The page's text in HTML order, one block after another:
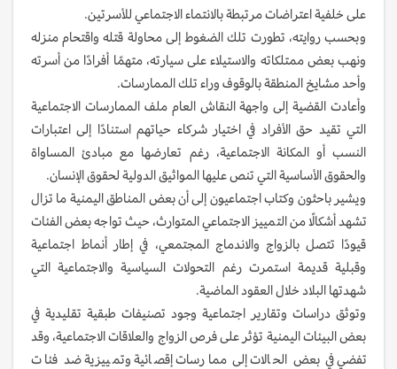
على خلفية اعتراضات مرتبطة بالانتماء الاجتماعي للأسرتين.
وبحسب روايته، تطورت تلك الضغوط إلى محاولة قتله واقتحام منزله
ونهب بعض ممتلكاته والاستيلاء على سيارته، متهمًا أفرادًا من أسرته
وأحد مشايخ المنطقة بالوقوف وراء تلك الممارسات.
وأعادت القضية إلى واجهة النقاش العام ملف الممارسات الاجتماعية
التي تقيد حق الأفراد في اختيار شركاء حياتهم استنادًا إلى اعتبارات
النسب أو المكانة الاجتماعية، رغم تعارضها مع مبادئ المساواة
والحقوق الأساسية التي تنص عليها المواثيق الدولية لحقوق الإنسان.
ويشير باحثون وكتاب اجتماعيون إلى أن بعض المناطق اليمنية ما تزال
تشهد أشكالًا من التمييز الاجتماعي المتوارث، حيث تواجه بعض الفئات
قيودًا تتصل بالزواج والاندماج المجتمعي، في إطار أنماط اجتماعية
وقبلية قديمة استمرت رغم التحولات السياسية والاجتماعية التي
شهدتها البلاد خلال العقود الماضية.
وتوثق دراسات وتقارير اجتماعية وجود تصنيفات طبقية تقليدية في
بعض البيئات اليمنية تؤثر على فرص الزواج والعلاقات الاجتماعية، وقد
تفضي في بعض الحالات إلى ممارسات إقصائية وتمييزية ضد فئات